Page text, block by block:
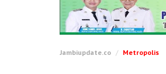
Jambiupdate.co Metropolis